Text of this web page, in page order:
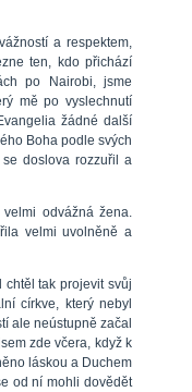
a respektem,
ten, kdo přichází
po Nairobi, jsme
mě po vyslechnutí
žádné další
Boha podle svých
doslova rozzuřil a
odvážná žena.
velmi uvolněně a
tak projevit svůj
církve, který nebyl
ale neústupně začal
zde včera, když k
láskou a Duchem
od ní mohli dovědět